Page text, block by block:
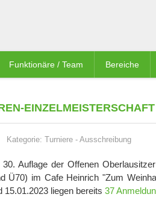
Funktionäre / Team Bereiche
EINZELMEISTERSCHAFT
Kategorie: Turniere - Ausschreibung
Auflage der Offenen
Ü70) im Cafe Heinrich "Zum
liegen bereits 37